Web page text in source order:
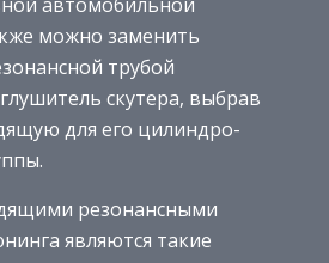
можно заменить
трубой
скутера, выбрав
для его цилиндро-
резонансными
являются такие